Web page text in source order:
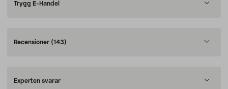
Trygg E-Handel
Recensioner (143)
Experten svarar